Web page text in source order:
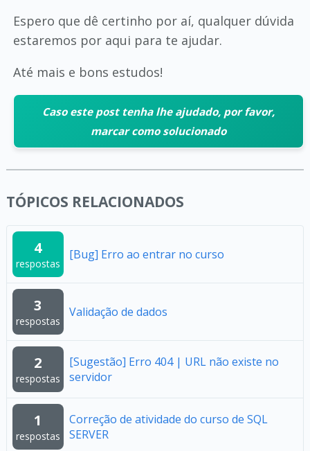
Espero que dê certinho por aí, qualquer dúvida
estaremos por aqui para te ajudar.
Até mais e bons estudos!
Caso este post tenha lhe ajudado, por favor,
marcar como solucionado
TÓPICOS RELACIONADOS
4
respostas
[Bug] Erro ao entrar no curso
3
respostas
Validação de dados
2
respostas
[Sugestão] Erro 404 | URL não existe no
servidor
1
respostas
Correção de atividade do curso de SQL
SERVER